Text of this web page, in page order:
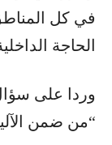
في كل
الحاجة
وردا على
“من ضمن